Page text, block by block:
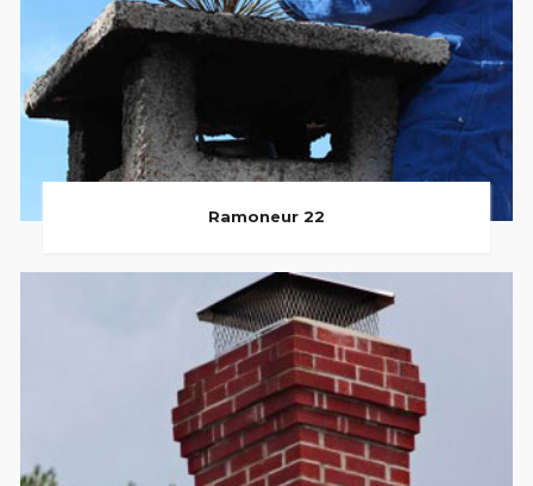
Ramoneur 22